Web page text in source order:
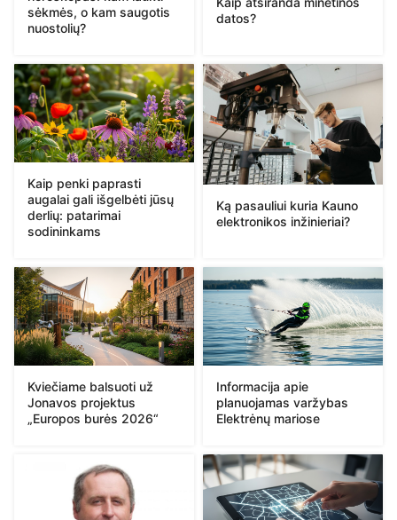
sėkmės, o kam saugotis
nuostolių?
datos?
Kaip penki paprasti
augalai gali išgelbėti jūsų
derlių: patarimai
sodininkams
Ką pasauliui kuria Kauno
elektronikos inžinieriai?
Kviečiame balsuoti už
Jonavos projektus
„Europos burės 2026“
Informacija apie
planuojamas varžybas
Elektrėnų mariose